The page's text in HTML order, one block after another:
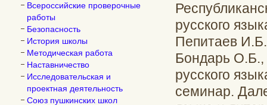
Всероссийские проверочные
работы
Безопасность
История школы
Методическая работа
Наставничество
Исследовательская и
проектная деятельность
Союз пушкинских школ
русского
Пепитаев
Бондарь О.Б.,
русского
семинар.